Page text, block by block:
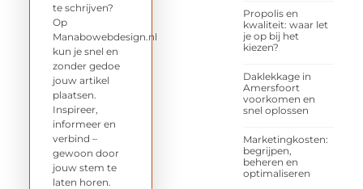
Propolis en
kwaliteit: waar let
je op bij het
kiezen?
Daklekkage in
Amersfoort
voorkomen en
snel oplossen
Marketingkosten:
begrijpen,
beheren en
optimaliseren
te schrijven?
Op
Manabowebdesign.nl
kun je snel en
zonder gedoe
jouw artikel
plaatsen.
Inspireer,
informeer en
verbind –
gewoon door
jouw stem te
laten horen.